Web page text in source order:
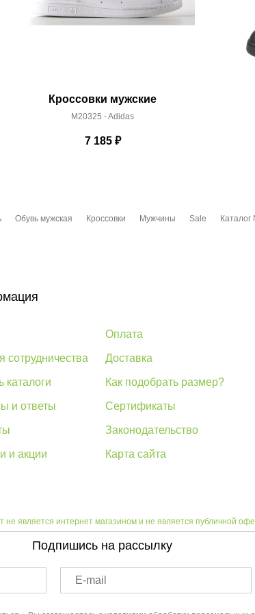
Кроссовки мужские
M20325 - Adidas
7 185₽
Обувь мужская Кроссовки Мужчины Sale Каталог
сотрудничества
каталоги
и ответы
и акции
Оплата
Доставка
Как подобрать размер?
Сертификаты
Законодательство
Карта сайта
не является интернет магазином и не является публичной
Подпишись на рассылку
E-mail